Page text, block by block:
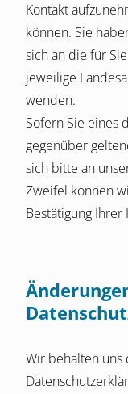
Kontakt
können. Sie
sich an die für
jeweilige
wenden.
Sofern Sie eines
gegenüber
sich bitte an
Zweifel können
Bestätigung
Wir behalten uns